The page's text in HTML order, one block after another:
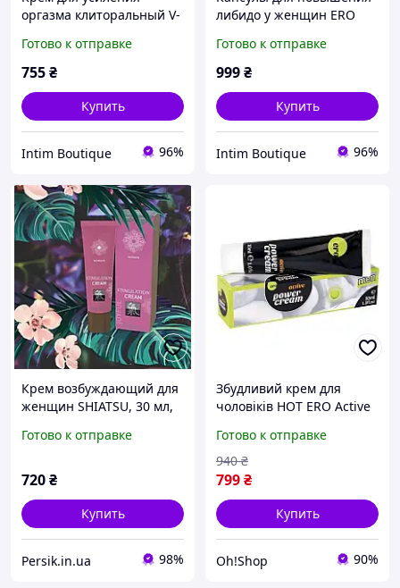
оргазма клиторальный V-
Cream 50 мл
Готово к отправке
755₴
Купить
Intim Boutique 96%
либидо у женщин ERO
5 капсул
Готово к отправке
999₴
Купить
Intim Boutique 96%
Крем возбуждающий для
женщин SHIATSU, 30 мл,
Готово к отправке
720₴
Купить
Persik.in.ua 98%
Збудливий крем для
чоловіків HOT ERO Active
Готово к отправке
799₴
940 ₴
Купить
Oh!Shop 90%